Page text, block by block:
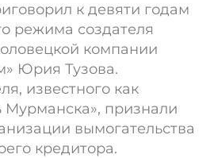
к девяти годам
режима создателя
компании
Юрия Тузова.
известного как
признали
вымогательства
кредитора.